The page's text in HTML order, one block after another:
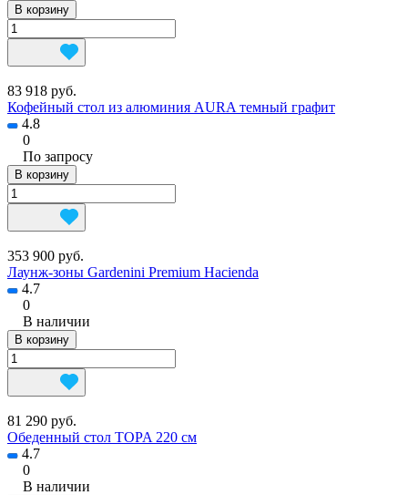
В корзину
83 918 руб.
Кофейный стол из алюминия AURA темный графит
4.8
0
По запросу
В корзину
353 900 руб.
Лаунж-зоны Gardenini Premium Hacienda
4.7
0
В наличии
В корзину
81 290 руб.
Обеденный стол TOPA 220 см
4.7
0
В наличии